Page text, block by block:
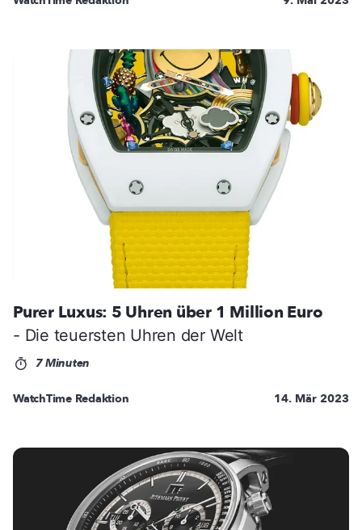
Purer Luxus: 5 Uhren über 1 Million Euro
- Die teuersten Uhren der Welt
7 Minuten
WatchTime Redaktion 14. Mär 2023